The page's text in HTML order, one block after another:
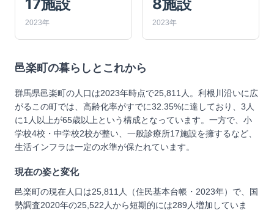
17施設
2023年
8施設
2023年
邑楽町 の暮らしとこれから
群馬県邑楽町の人口は2023年時点で25,811人。利根川沿いに広
がるこの町では、高齢化率がすでに32.35%に達しており、3人
に1人以上が65歳以上という構成となっています。一方で、小
学校4校・中学校2校が整い、一般診療所17施設を擁するなど、
生活インフラは一定の水準が保たれています。
現在の姿と変化
邑楽町の現在人口は25,811人（住民基本台帳・2023年）で、国
勢調査2020年の25,522人から短期的には289人増加していま